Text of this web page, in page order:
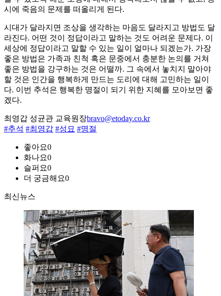
시에 죽음의 문제를 떠올리게 된다.
시대가 달라지면 조상을 생각하는 마음도 달라지고 방법도 달
라진다. 어떤 것이 정답이라고 말하는 것도 어려운 문제다. 이
세상에 정답이라고 말할 수 있는 일이 얼마나 되겠는가. 가장
좋은 방법은 가족과 친척 혹은 문중에서 충분한 논의를 거쳐
좋은 방법을 강구하는 것은 어떨까. 그 속에서 놓치지 말아야
할 것은 인간을 행복하게 만드는 도리에 대해 고민하는 일이
다. 이번 추석은 행복한 명절이 되기 위한 지혜를 모아보면 좋
겠다.
최영갑 성균관 교육원장bravo@etoday.co.kr
#추석 #최영갑 #성묘 #명절
좋아요0
화나요0
슬퍼요0
더 궁금해요0
최신뉴스